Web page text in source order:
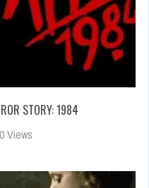
STORY: 1984
Views